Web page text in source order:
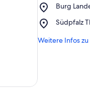
Pfälzer
Burg
Place,
Landeck
Südpfalz
Place,
Therme
Weitere Infos